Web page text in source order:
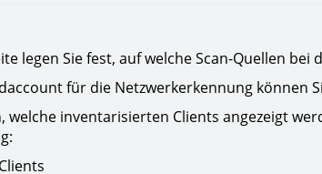
legen Sie fest, auf welche Scan-Quellen
für die Netzwerkerkennung können
welche inventarisierten Clients angezeigt